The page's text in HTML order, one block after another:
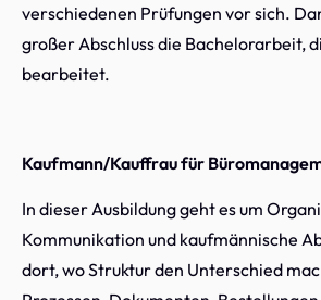
verschiedenen Prüfungen vor sich.
großer Abschluss die Bachelorarbeit,
bearbeitet.
Kaufmann/Kauffrau für
In dieser Ausbildung geht es um
Kommunikation und kaufmännische
dort, wo Struktur den Unterschied